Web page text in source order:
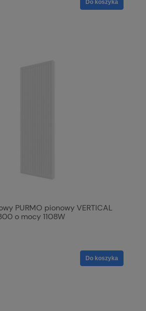
Do koszyka
PURMO pionowy VERTICAL
o mocy 1108W
Do koszyka